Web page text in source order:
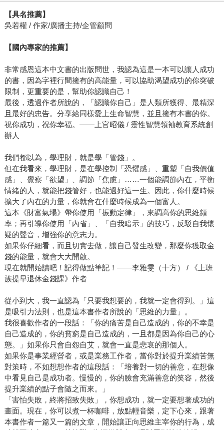
【具名推薦】
吳若權 / 作家/廣播主持/企管顧問
【國內專家的推薦】
非常感恩這本中文書的出版問世，我認為這是一本可以讓人成功
的書，因為字裡行間擁有的高能量，可以協助渴望成功的你突破
限制，更重要的是，幫助你認識自己！
最後，透過作者所說的，「認識你自己」是人類所獲得、最精深
且最好的忠告。分享給同樣愛上生命智慧，並且擁有本書的你。
祝你成功，祝你幸福。——上官昭儀 / 靈性智慧領袖教育系統創
辦人
我們都以為，學理財，就是學「管錢」。
但在我看來，學理財，是在學控制「恐懼感」、重塑「自我價值
感」、覺察「欲望」、調節「焦慮」……一個能調節內在，平衡
情緒的人，就能把錢管好，也能過好這一生。因此，你什麼時候
擴大了內在的力量，你就會在什麼時候成為一個富人。
這本《財富氣場》帶你使用「振動定律」，來調高你的思維頻
率；再引導你使用「內省」、「自我暗示」的技巧，反駁自我懷
疑的聲音，增強你的意志力。
如果你仔細看，而且切實去做，讓自己發生改變，那麼你獲取金
錢的能量，就會大大開啟。
現在就開始讀吧！記得做點筆記！——李雅雯（十方） / 《上班
族提早退休金錢課》作者
從小到大，我一直認為「只要我想要的，我就一定會得到。」這
是吸引力法則，也是這本書作者所說的「思維的力量」。
我很喜歡作者的一段話：「你的痛苦是自己造成的，你的不幸是
自己造成的，你的貧窮是自己造成的，一且都是因為你自己的心
態。」如果你只會自怨自艾，就會一直是悲哀的那個人。
如果你是事業經營者，或是業務工作者，當你對於提升業績苦無
對策時，不如想想作者的這段話：「培養對一切的善意，在想像
中看見自己是成功者。慢慢的，你的臉會充滿善意的笑容，然後
提升業績的點子會隨之而來。」
「害怕失敗，終將招致失敗」，你想成功，就一定要想著成功的
畫面。現在，你可以煮一杯咖啡，放點輕音樂，定下心來，跟著
本書作者一篇又一篇的文章，開始讓正向思維主宰你的行為，成